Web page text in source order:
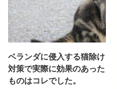
ベランダに侵入する猫除け
対策で実際に効果のあった
ものはコレでした。